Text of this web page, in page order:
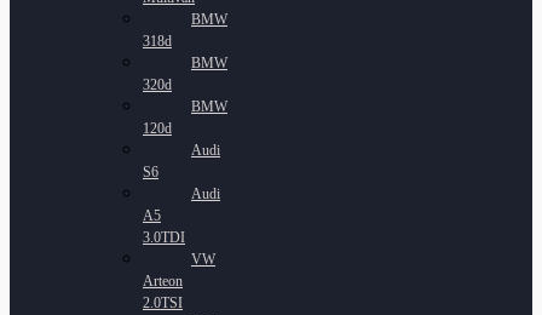
BMW
318d
BMW
320d
BMW
120d
Audi
S6
Audi
A5
3.0TDI
VW
Arteon
2.0TSI